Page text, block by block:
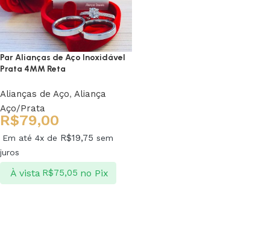
Par Alianças de Aço Inoxidável
Prata 4MM Reta
Alianças de Aço, Aliança
Aço/Prata
R$79,00
Em até 4x de R$19,75 sem
juros
À vista R$75,05 no Pix